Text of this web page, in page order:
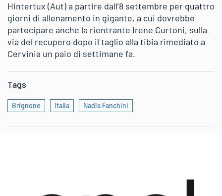
Hintertux (Aut) a partire dall’8 settembre per quattro
giorni di allenamento in gigante, a cui dovrebbe
partecipare anche la rientrante Irene Curtoni, sulla
via del recupero dopo il taglio alla tibia rimediato a
Cervinia un paio di settimane fa.
Tags
Brignone Italia Nadia Fanchini